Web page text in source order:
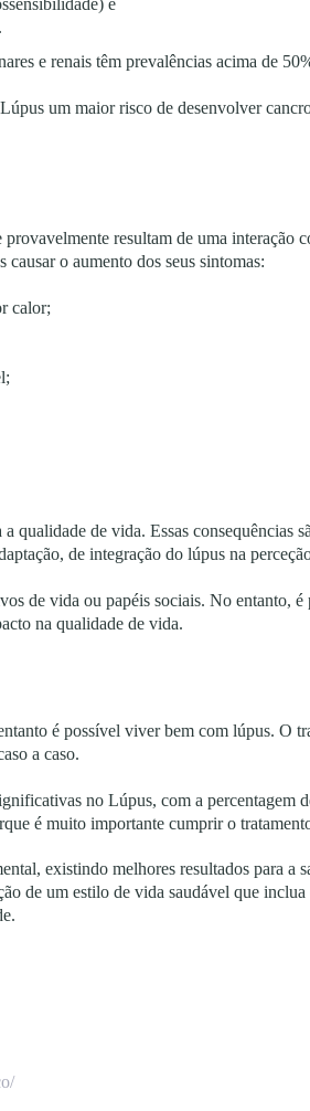
e
e renais têm prevalências acima de
um maior risco de desenvolver
resultam de uma
o aumento dos seus sintomas:
calor;
qualidade de vida. Essas consequências
de integração do lúpus na
de vida ou papéis sociais. No entanto,
na qualidade de vida.
é possível viver bem com lúpus. O
a caso.
no Lúpus, com a
é muito importante cumprir o
existindo melhores resultados para a
de um estilo de vida saudável que